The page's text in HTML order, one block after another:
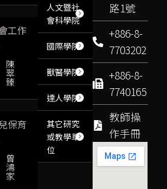
路1號
+886-8-
7703202
+886-8-
7740165
教師操
作手冊
人文暨社
會科學院
國際學院
獸醫學院
達人學院
其它研究
或教學單
位
工作
陳
翠
臻
保育
曾
鴻
家